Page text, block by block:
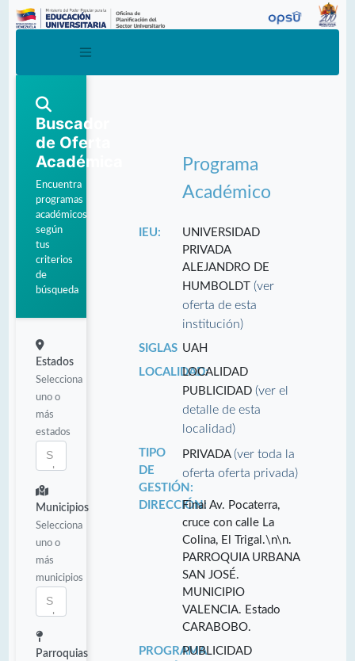
Buscador
de Oferta
Académica
Encuentra
programas
académicos
según
tus
criterios
de
búsqueda
Estados
Selecciona
uno o
más
estados
Municipios
Selecciona
uno o
más
municipios
Parroquias
Programa
Académico
IEU:
UNIVERSIDAD
PRIVADA
ALEJANDRO DE
HUMBOLDT(ver
oferta de esta
institución)
SIGLAS UAH
LOCALIDAD:LOCALIDAD
PUBLICIDAD(ver el
detalle de esta
localidad)
TIPO
DE
GESTIÓN:
PRIVADA(ver toda la
oferta oferta privada)
DIRECCIÓN:Final Av. Pocaterra,
cruce con calle La
Colina, El Trigal.\n\n.
PARROQUIA URBANA
SAN JOSÉ.
MUNICIPIO
VALENCIA. Estado
CARABOBO.
PROGRAMAPUBLICIDAD